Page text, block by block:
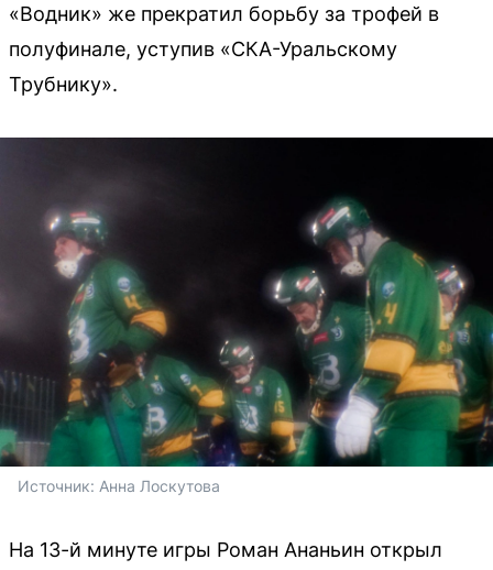
«Водник» же прекратил борьбу за трофей в
полуфинале, уступив «СКА-Уральскому
Трубнику».
Источник: Анна Лоскутова
На 13-й минуте игры Роман Ананьин открыл